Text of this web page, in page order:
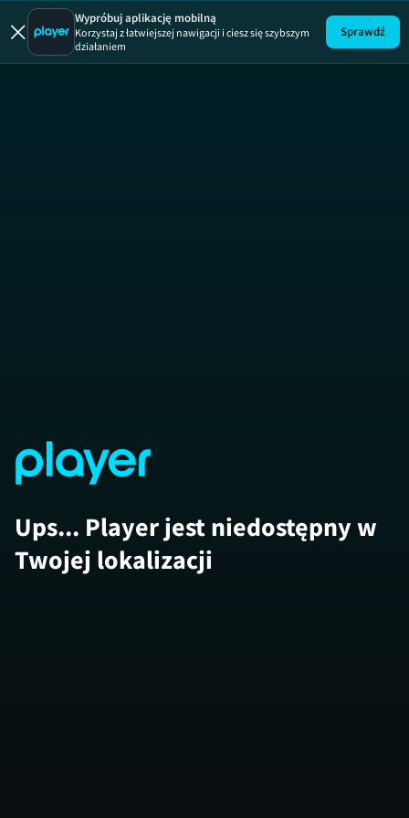
Wypróbuj aplikację mobilną
Korzystaj z łatwiejszej nawigacji i ciesz się szybszym
działaniem
Sprawdź
Ups... Player jest niedostępny w
Twojej lokalizacji